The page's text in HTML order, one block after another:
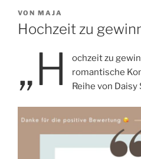
VERÖFFENTLICHT
AM
VON MAJA
Hochzeit zu
„H
ochzeit zu
romantische
Reihe von Daisy